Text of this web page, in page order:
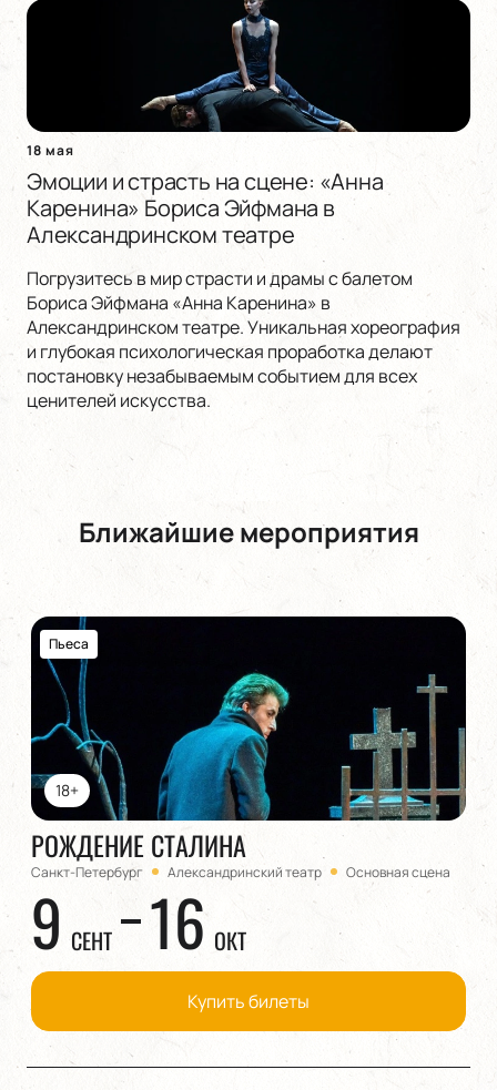
18 мая
Эмоции и страсть на сцене: «Анна
Каренина» Бориса Эйфмана в
Александринском театре
Погрузитесь в мир страсти и драмы с балетом
Бориса Эйфмана «Анна Каренина» в
Александринском театре. Уникальная хореография
и глубокая психологическая проработка делают
постановку незабываемым событием для всех
ценителей искусства.
Ближайшие мероприятия
18+
Пьеса
РОЖДЕНИЕ СТАЛИНА
Санкт-Петербург Александринский театр Основная сцена
9 СЕНТ 16 ОКТ
Купить билеты